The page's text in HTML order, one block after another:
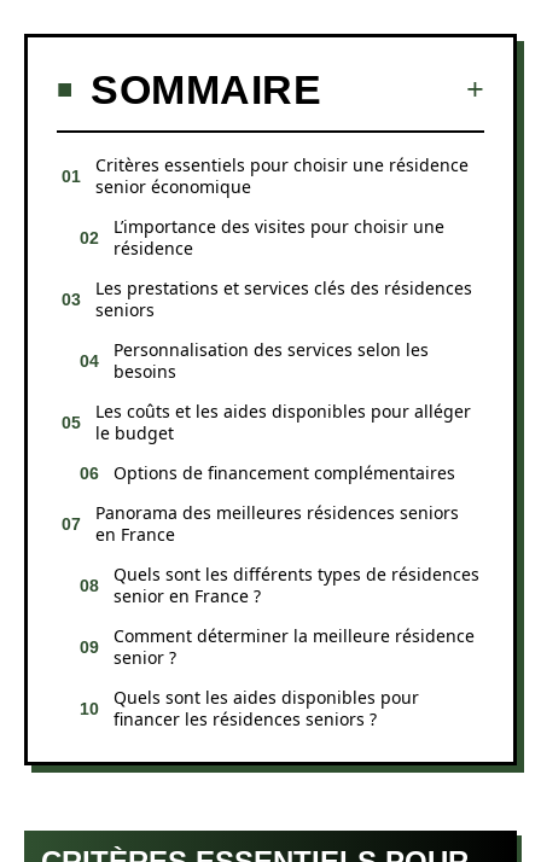
SOMMAIRE
Critères essentiels pour choisir une résidence
senior économique
L’importance des visites pour choisir une
résidence
Les prestations et services clés des résidences
seniors
Personnalisation des services selon les
besoins
Les coûts et les aides disponibles pour alléger
le budget
Options de financement complémentaires
Panorama des meilleures résidences seniors
en France
Quels sont les différents types de résidences
senior en France ?
Comment déterminer la meilleure résidence
senior ?
Quels sont les aides disponibles pour
financer les résidences seniors ?